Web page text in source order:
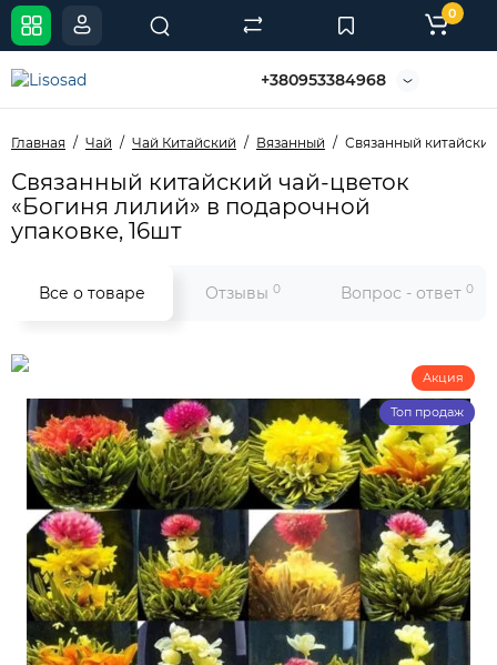
+380953384968
0
Главная Чай Чай Китайский Вязанный Связанный
Связанный китайский чай-цветок
«Богиня лилий» в подарочной
упаковке, 16шт
Все о товаре Отзывы 0 Вопрос - ответ 0
Акция
Топ продаж